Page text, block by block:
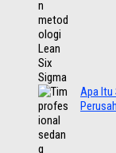
Apa Itu